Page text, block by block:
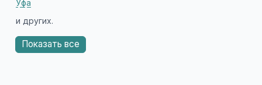
Уфа
и других.
Показать все